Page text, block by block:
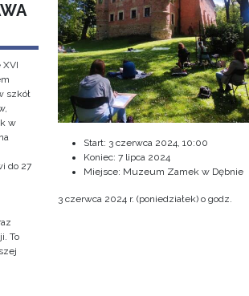
XVI
szkół
w
do 27
To
Start: 3 czerwca 2024, 10:00
Koniec: 7 lipca 2024
Miejsce: Muzeum Zamek w Dębnie
3 czerwca 2024 r. (poniedziałek) o godz.